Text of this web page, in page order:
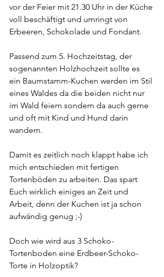
vor der Feier mit 21.30 Uhr in der Küche
voll beschäftigt und umringt von
Erbeeren, Schokolade und Fondant.
Passend zum 5. Hochzeitstag, der
sogenannten Holzhochzeit sollte es
ein Baumstamm-Kuchen werden im Stil
eines Waldes da die beiden nicht nur
im Wald feiern sondern da auch gerne
und oft mit Kind und Hund darin
wandern.
Damit es zeitlich noch klappt habe ich
mich entschieden mit fertigen
Tortenböden zu arbeiten. Das spart
Euch wirklich einiges an Zeit und
Arbeit, denn der Kuchen ist ja schon
aufwändig genug ;-)
Doch wie wird aus 3 Schoko-
Tortenboden eine Erdbeer-Schoko-
Torte in Holzoptik?